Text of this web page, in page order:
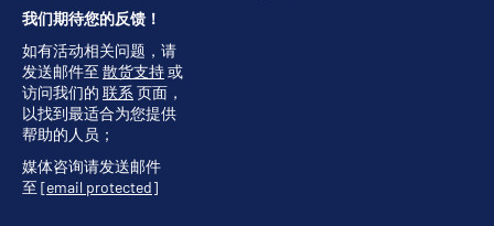
我们期待您的反馈！
如有活动相关问题，请
发送邮件至 散货支持或
访问我们的 联系 页面，
以找到最适合为您提供
帮助的人员；
媒体咨询请发送邮件
至 [email protected]